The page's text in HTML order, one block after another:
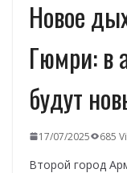
Новое
Гюмри: в
будут
17/07/2025 685
Второй город